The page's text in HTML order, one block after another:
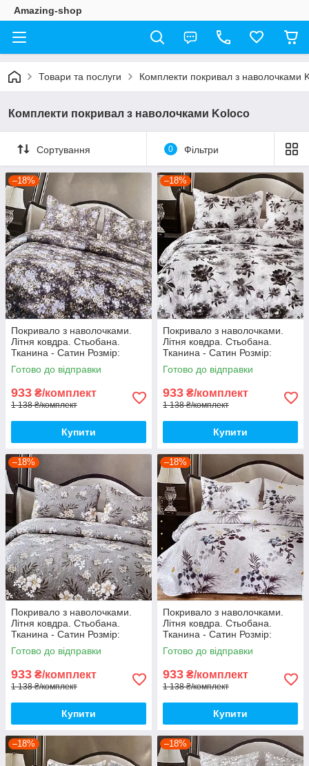
Amazing-shop
Товари та послуги Комплекти покривал з наволочками
Комплекти покривал з наволочками Koloco
Сортування 0 Фільтри
–18%
Покривало з наволочками.
Літня ковдра. Стьобана.
Тканина - Сатин Розмір:
200х230 Наволочки: 50*70
Готово до відправки
933 ₴/комплект
1 138 ₴/комплект
Купити
–18%
Покривало з наволочками.
Літня ковдра. Стьобана.
Тканина - Сатин Розмір:
200х230 Наволочки: 50*70
Готово до відправки
933 ₴/комплект
1 138 ₴/комплект
Купити
–18%
Покривало з наволочками.
Літня ковдра. Стьобана.
Тканина - Сатин Розмір:
200х230 Наволочки: 50*70
Готово до відправки
933 ₴/комплект
1 138 ₴/комплект
Купити
–18%
Покривало з наволочками.
Літня ковдра. Стьобана.
Тканина - Сатин Розмір:
200х230 Наволочки: 50*70
Готово до відправки
933 ₴/комплект
1 138 ₴/комплект
Купити
–18% –18%